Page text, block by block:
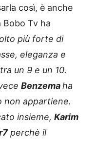
così, è anche
Bobo Tv ha
più forte di
eleganza e
un 9 e un 10.
Benzemaha
non appartiene.
insieme, Karim
perchè il